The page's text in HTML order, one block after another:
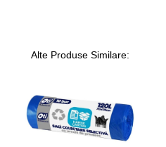
Alte Produse Similare:
15